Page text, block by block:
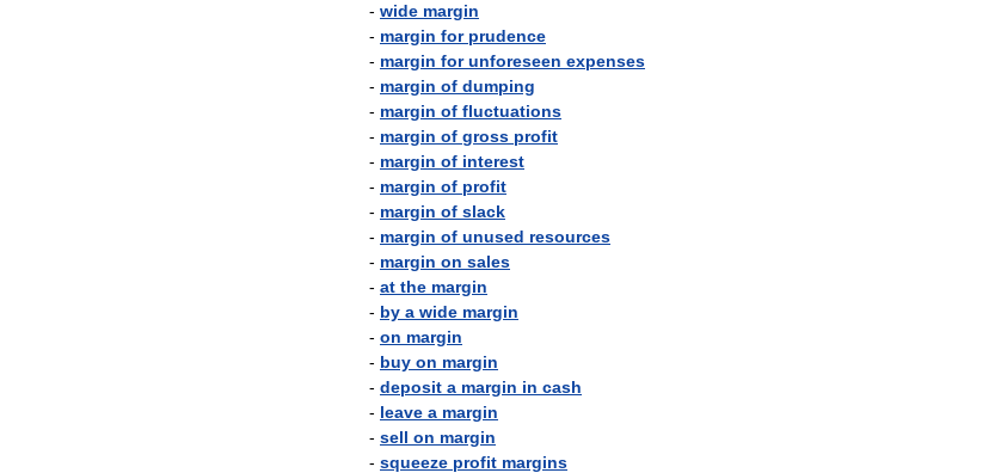
- wide margin
- margin for prudence
- margin for unforeseen expenses
- margin of dumping
- margin of fluctuations
- margin of gross profit
- margin of interest
- margin of profit
- margin of slack
- margin of unused resources
- margin on sales
- at the margin
- by a wide margin
- on margin
- buy on margin
- deposit a margin in cash
- leave a margin
- sell on margin
- squeeze profit margins